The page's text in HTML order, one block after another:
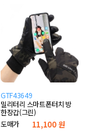
GTF43649
밀리터리 스마트폰터치 방
한장갑(그린)
도매가
11,100 원